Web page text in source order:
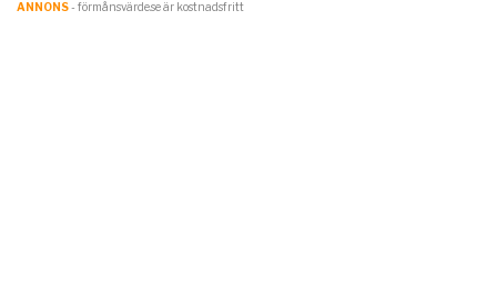
ANNONS- förmånsvärde.se är kostnadsfritt